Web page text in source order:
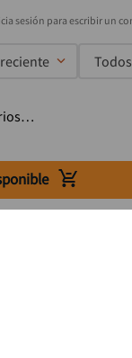
Todos
Newsletter